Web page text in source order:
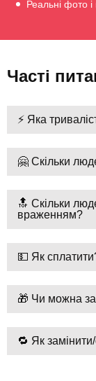
Реальні фото і
Часті
⚡ Яка
🤗 Скільки
🔝 Скільки
враженням?
💵 Як
🎁 Чи можна
🔁 Як